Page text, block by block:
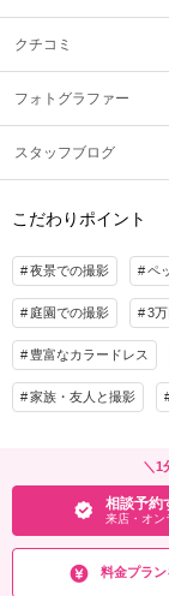
クチコミ
フォトグラファー
スタッフブログ
こだわりポイント
夜景での撮影 ペ
庭園での撮影 3
豊富なカラードレス
家族・友人と撮影
＼1
相談予約
来店・オン
料金プラン